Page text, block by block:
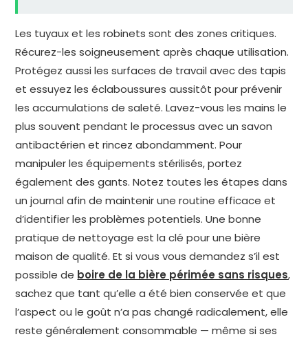
Les tuyaux et les robinets sont des zones critiques.
Récurez-les soigneusement après chaque utilisation.
Protégez aussi les surfaces de travail avec des tapis
et essuyez les éclaboussures aussitôt pour prévenir
les accumulations de saleté. Lavez-vous les mains le
plus souvent pendant le processus avec un savon
antibactérien et rincez abondamment. Pour
manipuler les équipements stérilisés, portez
également des gants. Notez toutes les étapes dans
un journal afin de maintenir une routine efficace et
d’identifier les problèmes potentiels. Une bonne
pratique de nettoyage est la clé pour une bière
maison de qualité. Et si vous vous demandez s’il est
possible de boire de la bière périmée sans risques,
sachez que tant qu’elle a été bien conservée et que
l’aspect ou le goût n’a pas changé radicalement, elle
reste généralement consommable — même si ses